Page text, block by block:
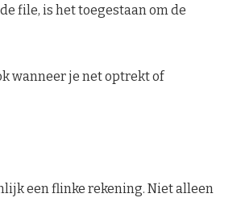
file, is het toegestaan om de
wanneer je net optrekt of
een flinke rekening. Niet alleen